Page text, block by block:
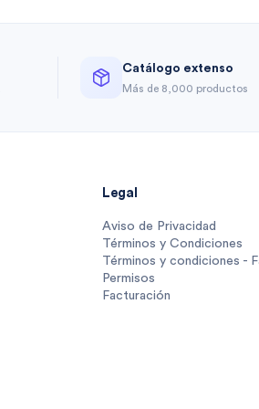
Catálogo extenso
Más de 8,000 productos
Legal
Aviso de Privacidad
Términos y Condiciones
Términos y condiciones -
Permisos
Facturación